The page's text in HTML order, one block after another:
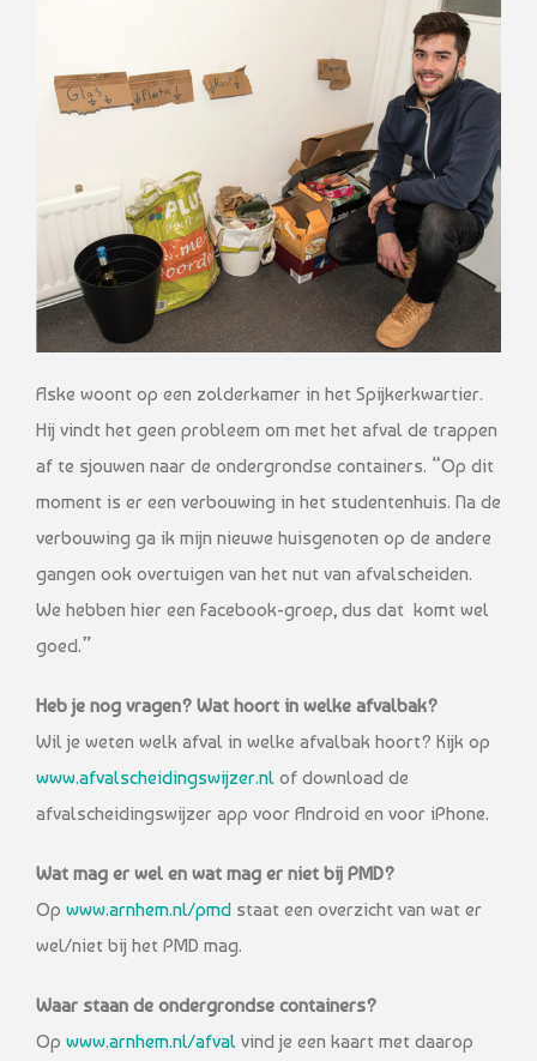
Aske woont op een zolderkamer in het Spijkerkwartier.
Hij vindt het geen probleem om met het afval de trappen
af te sjouwen naar de ondergrondse containers. “Op dit
moment is er een verbouwing in het studentenhuis. Na de
verbouwing ga ik mijn nieuwe huisgenoten op de andere
gangen ook overtuigen van het nut van afvalscheiden.
We hebben hier een Facebook-groep, dus dat komt wel
goed.”
Heb je nog vragen? Wat hoort in welke afvalbak?
Wil je weten welk afval in welke afvalbak hoort? Kijk op
www.afvalscheidingswijzer.nl of download de
afvalscheidingswijzer app voor Android en voor iPhone.
Wat mag er wel en wat mag er niet bij PMD?
Op www.arnhem.nl/pmd staat een overzicht van wat er
wel/niet bij het PMD mag.
Waar staan de ondergrondse containers?
Op www.arnhem.nl/afval vind je een kaart met daarop